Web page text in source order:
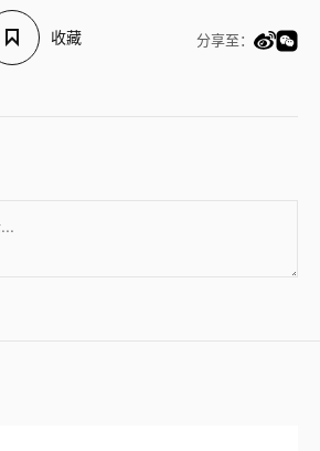
收藏 分享至：